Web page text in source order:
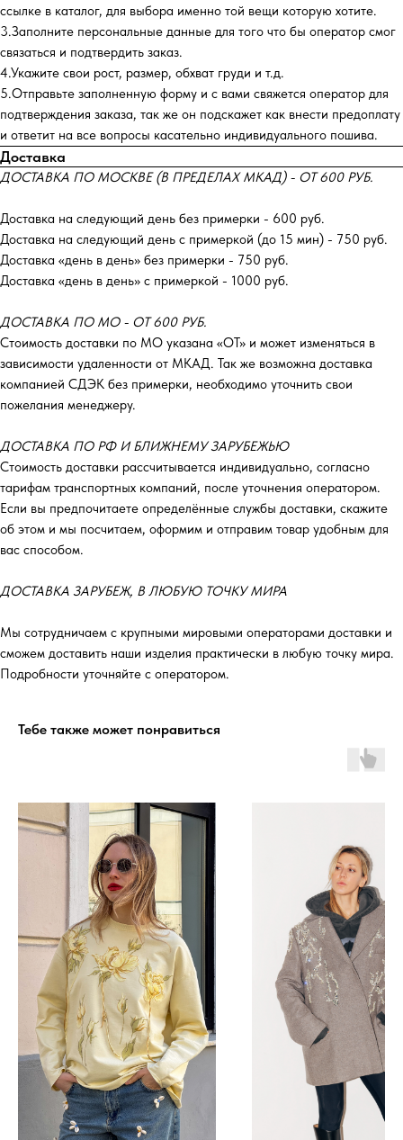
ссылке в каталог, для выбора именно той вещи которую хотите.
3.Заполните персональные данные для того что бы оператор смог
связаться и подтвердить заказ.
4.Укажите свои рост, размер, обхват груди и т.д.
5.Отправьте заполненную форму и с вами свяжется оператор для
подтверждения заказа, так же он подскажет как внести предоплату
и ответит на все вопросы касательно индивидуального пошива.
Доставка
ДОСТАВКА ПО МОСКВЕ (В ПРЕДЕЛАХ МКАД) - ОТ 600 РУБ.
Доставка на следующий день без примерки - 600 руб.
Доставка на следующий день с примеркой (до 15 мин) - 750 руб.
Доставка «день в день» без примерки - 750 руб.
Доставка «день в день» с примеркой - 1000 руб.
ДОСТАВКА ПО МО - ОТ 600 РУБ.
Стоимость доставки по МО указана «ОТ»‎ и может изменяться в
зависимости удаленности от МКАД. Так же возможна доставка
компанией СДЭК без примерки, необходимо уточнить свои
пожелания менеджеру.
ДОСТАВКА ПО РФ И БЛИЖНЕМУ ЗАРУБЕЖЬЮ
Стоимость доставки рассчитывается индивидуально, согласно
тарифам транспортных компаний, после уточнения оператором.
Если вы предпочитаете определённые службы доставки, скажите
об этом и мы посчитаем, оформим и отправим товар удобным для
вас способом.
ДОСТАВКА ЗАРУБЕЖ, В ЛЮБУЮ ТОЧКУ МИРА
Мы сотрудничаем с крупными мировыми операторами доставки и
сможем доставить наши изделия практически в любую точку мира.
Подробности уточняйте с оператором.
Тебе также может понравиться